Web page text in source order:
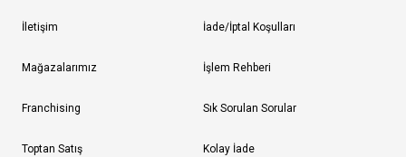
İletişim
Mağazalarımız
Franchising
Toptan Satış
İade/İptal Koşulları
İşlem Rehberi
Sık Sorulan Sorular
Kolay İade